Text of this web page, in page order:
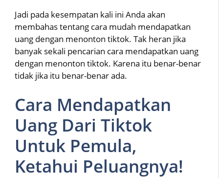
Jadi pada kesempatan kali ini Anda akan
membahas tentang cara mudah mendapatkan
uang dengan menonton tiktok. Tak heran jika
banyak sekali pencarian cara mendapatkan uang
dengan menonton tiktok. Karena itu benar-benar
tidak jika itu benar-benar ada.
Cara Mendapatkan
Uang Dari Tiktok
Untuk Pemula,
Ketahui Peluangnya!